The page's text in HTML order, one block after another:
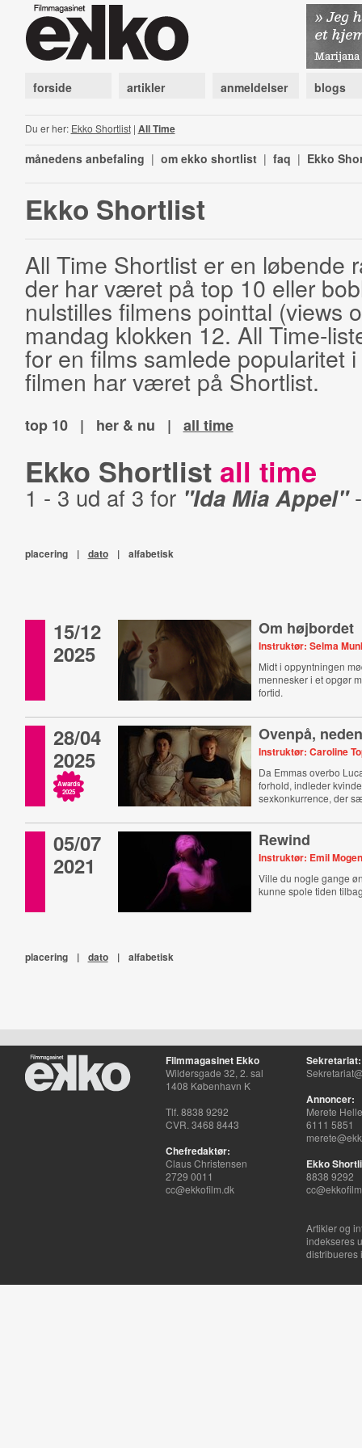
forside artikler anmeldelser blogs
Du er her: Ekko Shortlist| All Time
månedens anbefaling | om ekko shortlist | faq | Ekko
Ekko Shortlist
All Time Shortlist er en løbende
der har været på top 10 eller
nulstilles filmens pointtal (views
mandag klokken 12. All Time-
for en films samlede popularitet
filmen har været på Shortlist.
top 10 | her & nu | all time
Ekko Shortlist all time
1 - 3 ud af 3 for "Ida Mia Appel"
placering | dato | alfabetisk
15/12
2025
Om højbordet
Instruktør: Selma
Midt i oppyntningen
mennesker i et opgør
fortid.
28/04
2025
Awards
2025
Ovenpå,
Instruktør: Caroline
Da Emmas overbo
forhold, indleder
sexkonkurrence, der
05/07
2021
Rewind
Instruktør: Emil
Ville du nogle gange
kunne spole tiden
placering | dato | alfabetisk
Filmmagasinet Ekko
Wildersgade 32, 2. sal
1408 København K
Tlf. 8838 9292
CVR. 3468 8443
Chefredaktør:
Claus Christensen
2729 0011
cc@ekkofilm.dk
Sekretariat:
Annoncer:
Merete
6111 5851
Ekko
8838 9292
Artikler og
indekseres
distribueres